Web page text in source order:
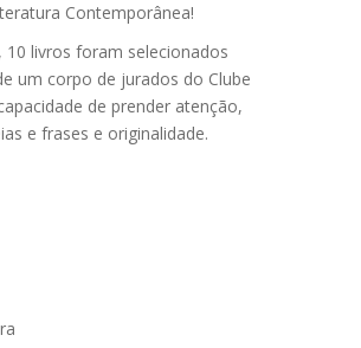
Contemporânea!
livros foram selecionados
um corpo de jurados do Clube
de prender atenção,
e frases e originalidade.